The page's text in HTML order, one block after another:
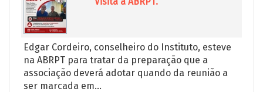
Edgar Cordeiro, conselheiro do Instituto, esteve
na ABRPT para tratar da preparação que a
associação deverá adotar quando da reunião a
ser marcada em...